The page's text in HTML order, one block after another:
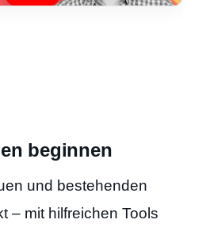
beginnen
und bestehenden
– mit hilfreichen Tools